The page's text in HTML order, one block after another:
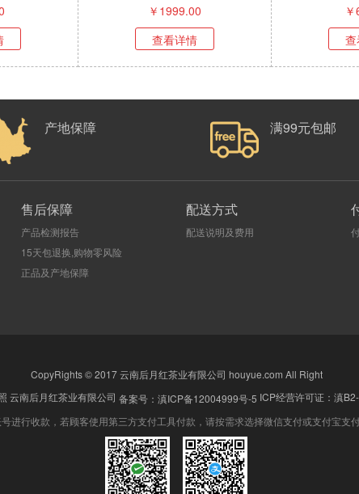
￥ 1999.00
查看详情
￥
产地保障 满99元包邮
售后保障
产品检测报告
15天包退换,购物零风险
正品及产地保障
配送方式
配送说明及费用
CopyRights © 2017 云南后月红茶业有限公司 houyue.com All Right
云南后月红茶业有限公司 备案号：滇ICP备12004999号-5 ICP经营许可证：滇
进行收款，若顾客使用第三方支付工具付款，请按需求选择微信支付或支付宝支